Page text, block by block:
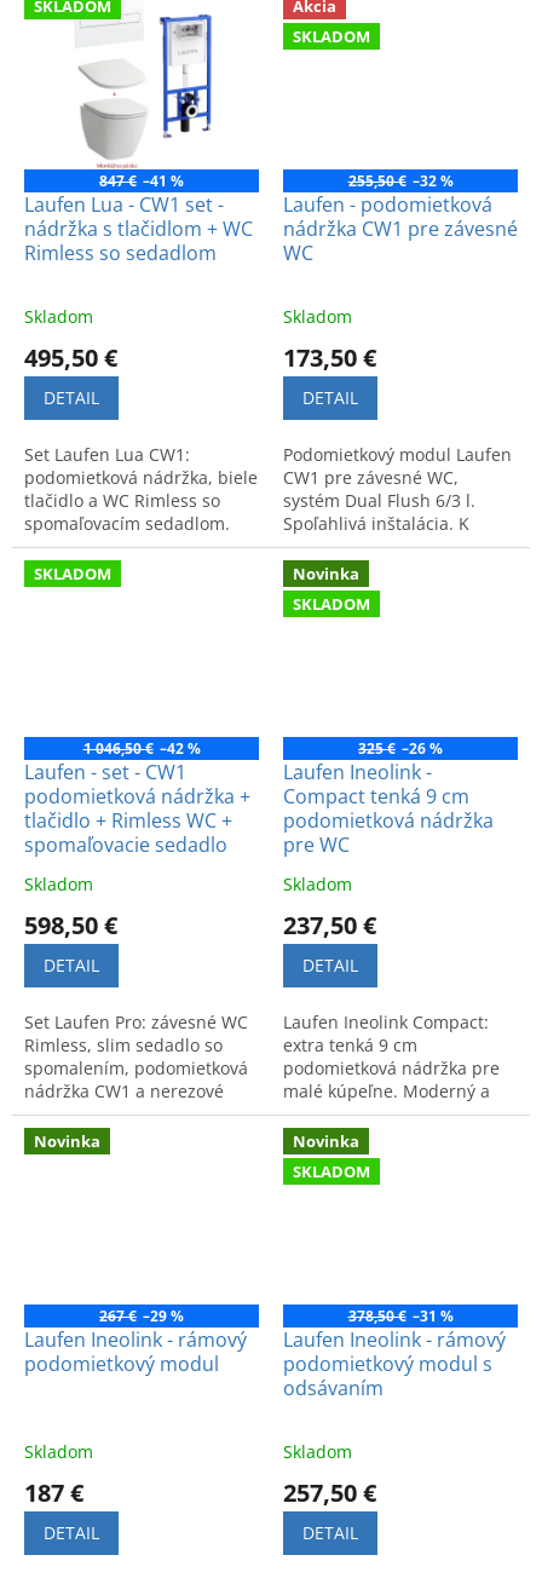
kúpeľňu.
SKLADOM
847 € –41 %
Laufen Lua - CW1 set -
nádržka s tlačidlom + WC
Rimless so sedadlom
Skladom
495,50 €
DETAIL
Set Laufen Lua CW1:
podomietková nádržka, biele
tlačidlo a WC Rimless so
spomaľovacím sedadlom.
Moderný, čistý dizajn a
maximálne pohodlie pre
vašu kúpeľňu.
Akcia
SKLADOM
255,50 € –32 %
Laufen - podomietková
nádržka CW1 pre závesné
WC
Skladom
173,50 €
DETAIL
Podomietkový modul Laufen
CW1 pre závesné WC,
systém Dual Flush 6/3 l.
Spoľahlivá inštalácia. K
dispozícii v našej predajni
na Výhonskej 1 v Bratislave.
SKLADOM
1 046,50 € –42 %
Laufen - set - CW1
podomietková nádržka +
tlačidlo + Rimless WC +
spomaľovacie sedadlo
Skladom
598,50 €
DETAIL
Set Laufen Pro: závesné WC
Rimless, slim sedadlo so
spomalením, podomietková
nádržka CW1 a nerezové
tlačidlo. Kvalitné
spracovanie za akciovú
cenu.
Novinka
SKLADOM
325 € –26 %
Laufen Ineolink -
Compact tenká 9 cm
podomietková nádržka
pre WC
Skladom
237,50 €
DETAIL
Laufen Ineolink Compact:
extra tenká 9 cm
podomietková nádržka pre
malé kúpeľne. Moderný a
priestorovo úsporný dizajn.
Rozmery: 500 x 93 x 1155
mm.
Novinka
267 € –29 %
Laufen Ineolink - rámový
podomietkový modul
Skladom
187 €
DETAIL
Novinka
SKLADOM
378,50 € –31 %
Laufen Ineolink - rámový
podomietkový modul s
odsávaním
Skladom
257,50 €
DETAIL